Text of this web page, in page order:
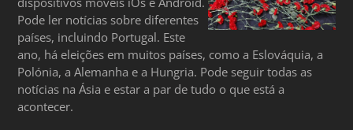
Pode ler notícias sobre diferentes
países, incluindo Portugal. Este
ano, há eleições em muitos países, como a Eslováquia, a
Polónia, a Alemanha e a Hungria. Pode seguir todas as
notícias na Ásia e estar a par de tudo o que está a
acontecer.